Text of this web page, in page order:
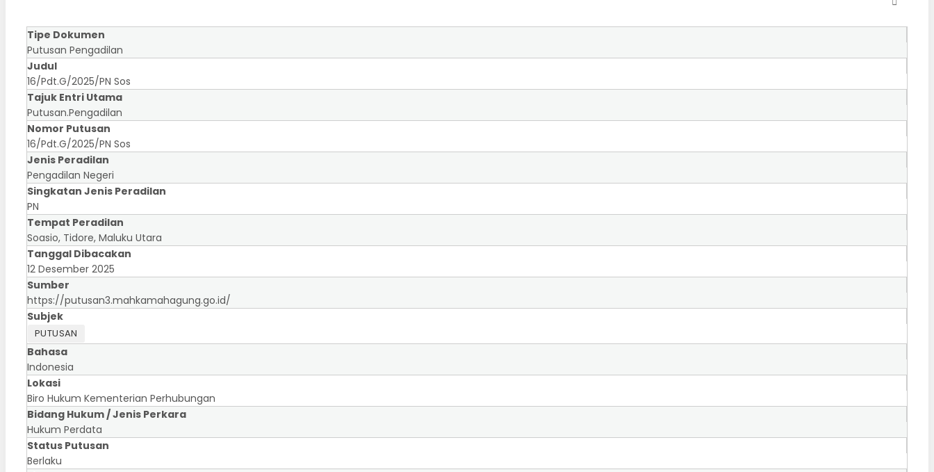
Tipe Dokumen
Putusan Pengadilan
Judul
16/Pdt.G/2025/PN Sos
Tajuk Entri Utama
Putusan.Pengadilan
Nomor Putusan
16/Pdt.G/2025/PN Sos
Jenis Peradilan
Pengadilan Negeri
Singkatan Jenis Peradilan
PN
Tempat Peradilan
Soasio, Tidore, Maluku Utara
Tanggal Dibacakan
12 Desember 2025
Sumber
https://putusan3.mahkamahagung.go.id/
Subjek
PUTUSAN
Bahasa
Indonesia
Lokasi
Biro Hukum Kementerian Perhubungan
Bidang Hukum / Jenis Perkara
Hukum Perdata
Status Putusan
Berlaku